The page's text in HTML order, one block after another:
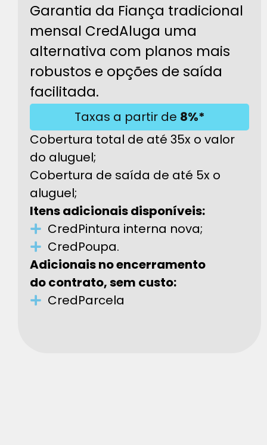
Garantia da Fiança tradicional
mensal CredAluga uma
alternativa com planos mais
robustos e opções de saída
facilitada.
Taxas a partir de 8%*
Cobertura total de até 35x o valor
do aluguel;
Cobertura de saída de até 5x o
aluguel;
Itens adicionais disponíveis:
CredPintura interna nova;
CredPoupa.
Adicionais no encerramento
do contrato, sem custo:
CredParcela